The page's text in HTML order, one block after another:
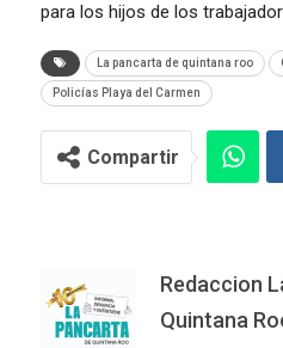
para los hijos de los
La pancarta de quintana roo
Policías Playa del Carmen
Compartir
Redaccion
Quintana